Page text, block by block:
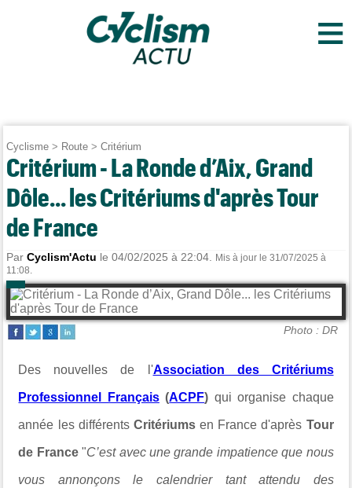
≡
Cyclisme > Route >Critérium
Critérium - La Ronde d’Aix, Grand
Dôle... les Critériums d'après Tour
de France
ParCyclism'Actu le 04/02/2025 à 22:04.
Mis à jour le 31/07/2025 à
11:08.
Photo : DR
Des nouvelles de l'Association des Critériums
Professionnel Français(ACPF) qui organise chaque
année les différents Critériumsen France d'après Tour
de France"C’est avec une grande impatience que nous
vous annonçons le calendrier tant attendu des